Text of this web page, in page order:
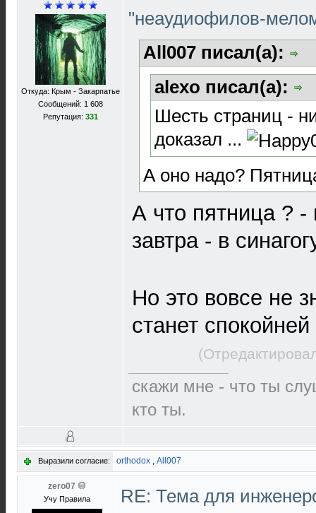
Откуда: Крым - Закарпатье
Сообщений: 1 608
Репутация: 331
"неаудиофилов-
All007 писал(а):
alexo писал(а):
Шесть страниц -
доказал ...
А оно надо?
А что пятница ? -
завтра - в
Но это вовсе не
станет спокойней
скажи мне - что ты
кто ты.
Выразили согласие: orthodox , All007
zero07
Учу Правила
RE: Тема для